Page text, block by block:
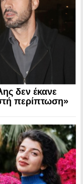
δεν έκανε
περίπτωση»